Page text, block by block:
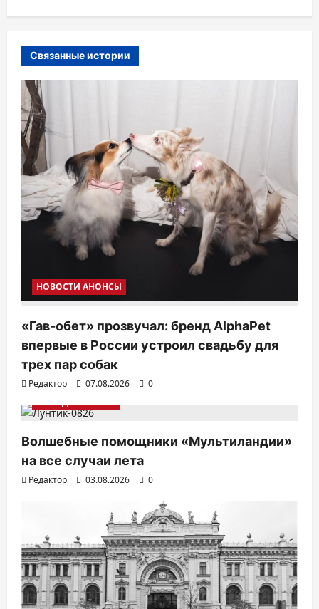
а
я
п
о
з
а
п
и
Связанные истории
НОВОСТИ АНОНСЫ
«Гав-обет» прозвучал: бренд AlphaPet
впервые в России устроил свадьбу для
трех пар собак
Редактор 07.08.2026
0
ТВ. РАДИО. КИНО.
Волшебные помощники «Мультиландии»
на все случаи лета
Редактор 03.08.2026 0